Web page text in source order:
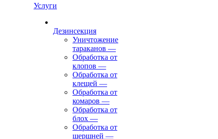
Услуги
Дезинсекция
Уничтожение
тараканов —
Обработка от
клопов —
Обработка от
клещей —
Обработка от
комаров —
Обработка от
блох —
Обработка от
шершней —